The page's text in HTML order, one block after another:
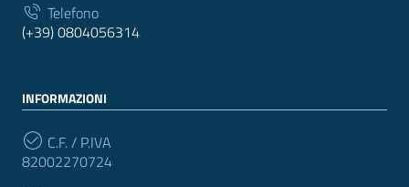
Telefono
(+39) 0804056314
INFORMAZIONI
C.F. / P.IVA
82002270724